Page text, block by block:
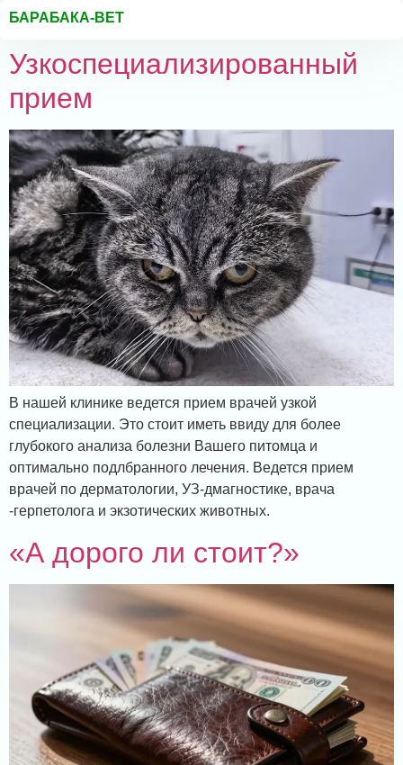
БАРАБАКА-ВЕТ
Узкоспециализированный
прием
В нашей клинике ведется прием врачей узкой
специализации. Это стоит иметь ввиду для более
глубокого анализа болезни Вашего питомца и
оптимально подлбранного лечения. Ведется прием
врачей по дерматологии, УЗ-дмагностике, врача
-герпетолога и экзотических животных.
«А дорого ли стоит?»